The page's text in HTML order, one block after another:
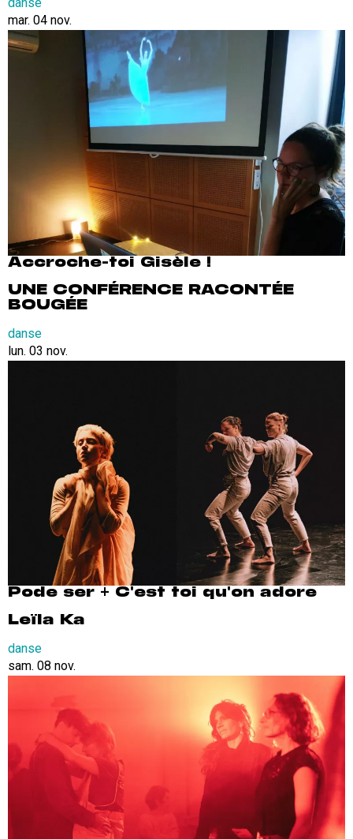
danse
mar. 04 nov.
Accroche-toi Gisèle !
UNE CONFÉRENCE RACONTÉE
BOUGÉE
danse
lun. 03 nov.
Pode ser + C'est toi qu'on adore
Leïla Ka
danse
sam. 08 nov.